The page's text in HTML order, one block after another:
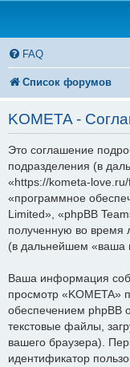
FAQ
Список форумов
KOMETA -
Это соглашение
подразделения (в
«https://kometa-
«программное
Limited», «phpBB
полученную во время
(в дальнейшем «ваша
Ваша информация
просмотр «KOMETA»
обеспечением phpBB
текстовые файлы,
вашего браузера).
идентификатор